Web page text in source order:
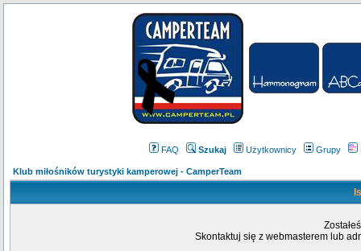
FAQ Szukaj Użytkownicy Grupy
Klub miłośników turystyki kamperowej - CamperTeam
Skontaktuj się z webmasterem lub